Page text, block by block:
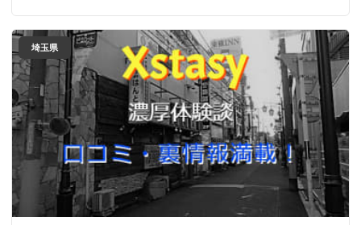
埼玉県